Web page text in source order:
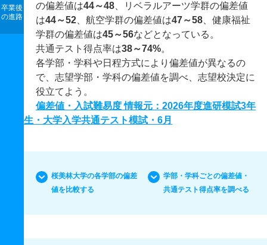
卒業後
の進路
の偏差値は44～48 、リベラルアーツ学群の偏差値
は44～52 、航空学群の偏差値は47～58 、健康福祉
学群の偏差値は45～56などとなっている。
共通テスト得点率は38～74%。
各学部・学科や日程方式により偏差値が異なるの
で、志望学部・学科の偏差値を調べ、志望校決定に
役立てよう。
偏差値・入試難易度 情報元：2026年度進研模試3年
生・大学入学共通テスト模試・6月
桜美林大学の各学部の偏差
値を比較する
学部・学科ごとの偏差値・
共通テスト得点率を調べる